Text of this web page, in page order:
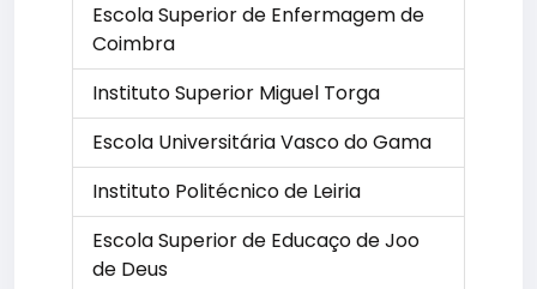
Escola Superior de Enfermagem de
Coimbra
Instituto Superior Miguel Torga
Escola Universitária Vasco do Gama
Instituto Politécnico de Leiria
Escola Superior de Educaço de Joo
de Deus